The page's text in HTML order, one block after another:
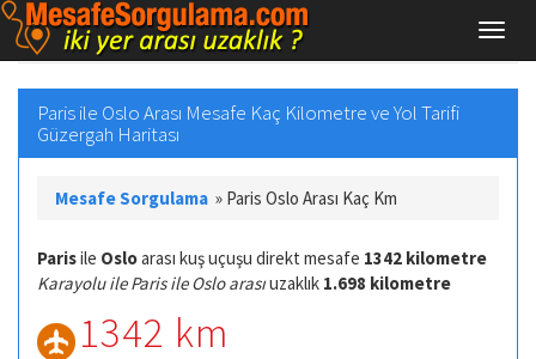
Paris ile Oslo Arası Mesafe Kaç Kilometre ve Yol Tarifi
Güzergah Haritası
Mesafe Sorgulama » Paris Oslo Arası Kaç Km
Parisile Osloarası kuş uçuşu direkt mesafe 1342 kilometre
Karayolu ile Paris ile Oslo arasıuzaklık 1.698 kilometre
1342 km